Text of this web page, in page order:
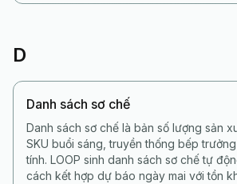
D
Danh sách sơ chế
Danh sách sơ chế là bản số lượng sản
SKU buổi sáng, truyền thống bếp
tính. LOOP sinh danh sách sơ chế tự
cách kết hợp dự báo ngày mai với tồn